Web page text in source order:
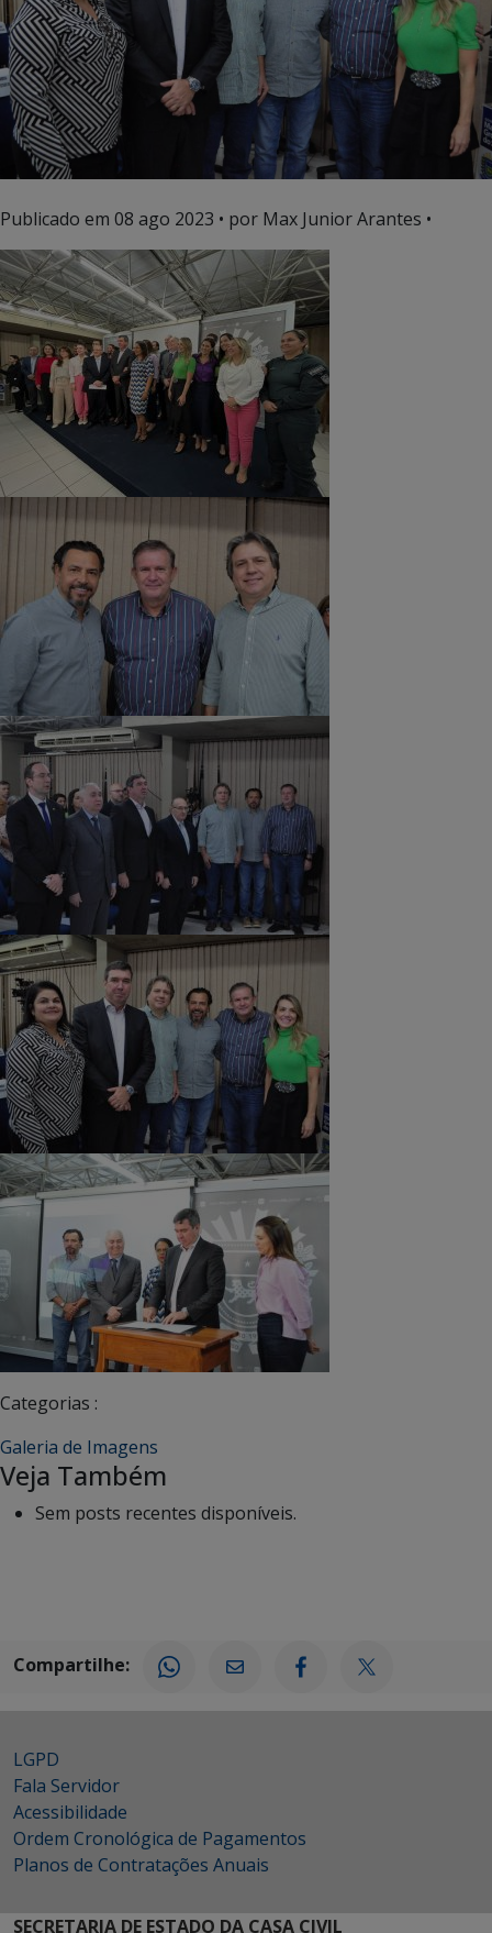
Publicado em 08 ago 2023 • por Max Junior Arantes •
Categorias :
Galeria de Imagens
Veja Também
Sem posts recentes disponíveis.
Compartilhe:
LGPD
Fala Servidor
Acessibilidade
Ordem Cronológica de Pagamentos
Planos de Contratações Anuais
SECRETARIA DE ESTADO DA CASA CIVIL